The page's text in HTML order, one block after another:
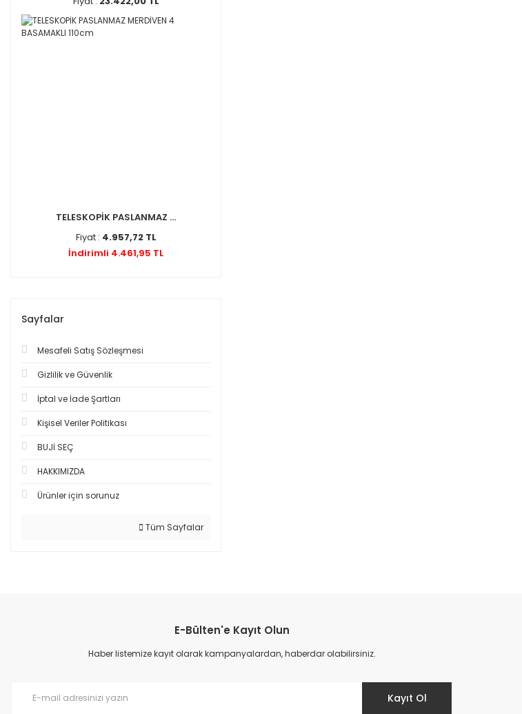
TELESKOPİK PASLANMAZ ...
Fiyat : 4.957,72 TL
İndirimli 4.461,95 TL
Sayfalar
Mesafeli Satış Sözleşmesi
Gizlilik ve Güvenlik
İptal ve İade Şartları
Kişisel Veriler Politikası
BUJİ SEÇ
HAKKIMIZDA
Ürünler için sorunuz
Tüm Sayfalar
E-Bülten'e Kayıt Olun
Haber listemize kayıt olarak kampanyalardan, haberdar olabilirsiniz.
Kayıt Ol